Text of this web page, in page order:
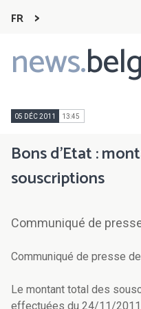
FR
news.
Main
navigation
05 DÉC 2011 13:45
Bons d'Etat :
souscriptions
Communiqué de
Communiqué de presse
Le montant total des
effectuées du 24/11/